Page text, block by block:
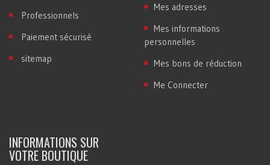
Professionnels
Paiement sécurisé
sitemap
Mes adresses
Mes informations
personnelles
Mes bons de réduction
Me Connecter
INFORMATIONS SUR
VOTRE BOUTIQUE